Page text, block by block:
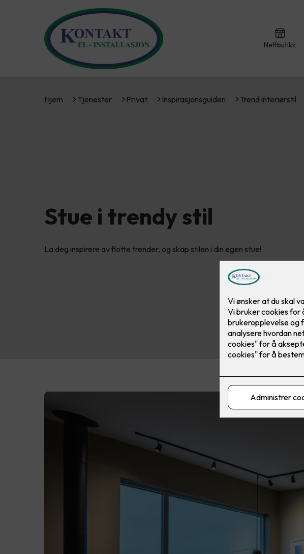
Nettbutikk
Hjem Tjenester Privat Inspirasjonsguiden Trend interiørstil
Stue i trendy stil
La deg inspirere av flotte trender, og skap stilen i din egen stue!